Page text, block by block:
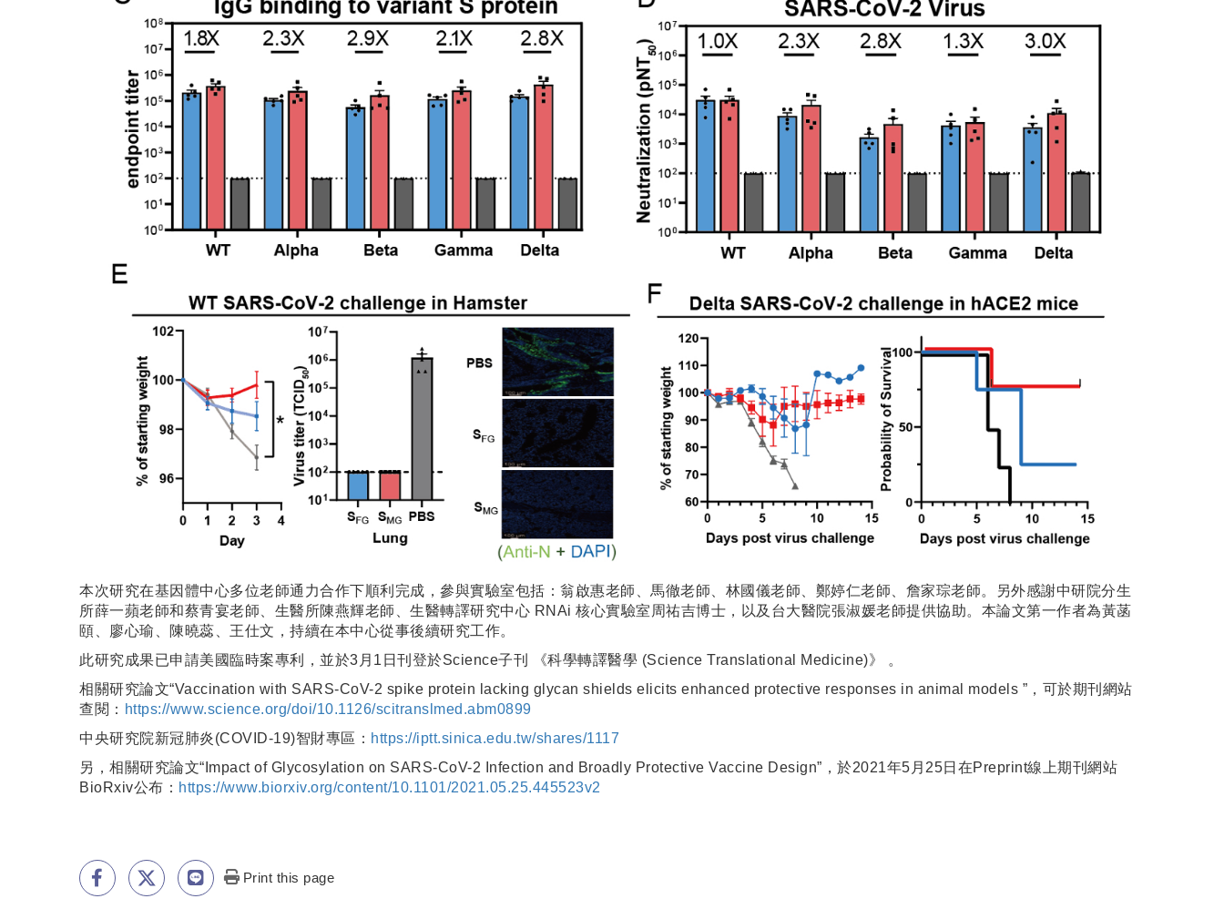
本次研究在基因體中心多位老師通力合作下順利完成，參與實驗室包括：翁啟惠老師、馬徹老師、林國儀老師、鄭婷仁老師、詹家琮老師。另外感謝中研院分生
所薛一蘋老師和蔡青宴老師、生醫所陳燕輝老師、生醫轉譯研究中心 RNAi 核心實驗室周祐吉博士，以及台大醫院張淑媛老師提供協助。本論文第一作者為黃菡
頤、廖心瑜、陳曉蕊、王仕文，持續在本中心從事後續研究工作。
此研究成果已申請美國臨時案專利，並於3月1日刊登於Science子刊 《科學轉譯醫學 (Science Translational Medicine)》 。
相關研究論文“Vaccination with SARS-CoV-2 spike protein lacking glycan shields elicits enhanced protective responses in animal models ”，可於期刊網站
查閱： https://www.science.org/doi/10.1126/scitranslmed.abm0899
中央研究院新冠肺炎(COVID-19)智財專區： https://iptt.sinica.edu.tw/shares/1117
另，相關研究論文“Impact of Glycosylation on SARS-CoV-2 Infection and Broadly Protective Vaccine Design”，於2021年5月25日在Preprint線上期刊網站
BioRxiv公布： https://www.biorxiv.org/content/10.1101/2021.05.25.445523v2
Print this page